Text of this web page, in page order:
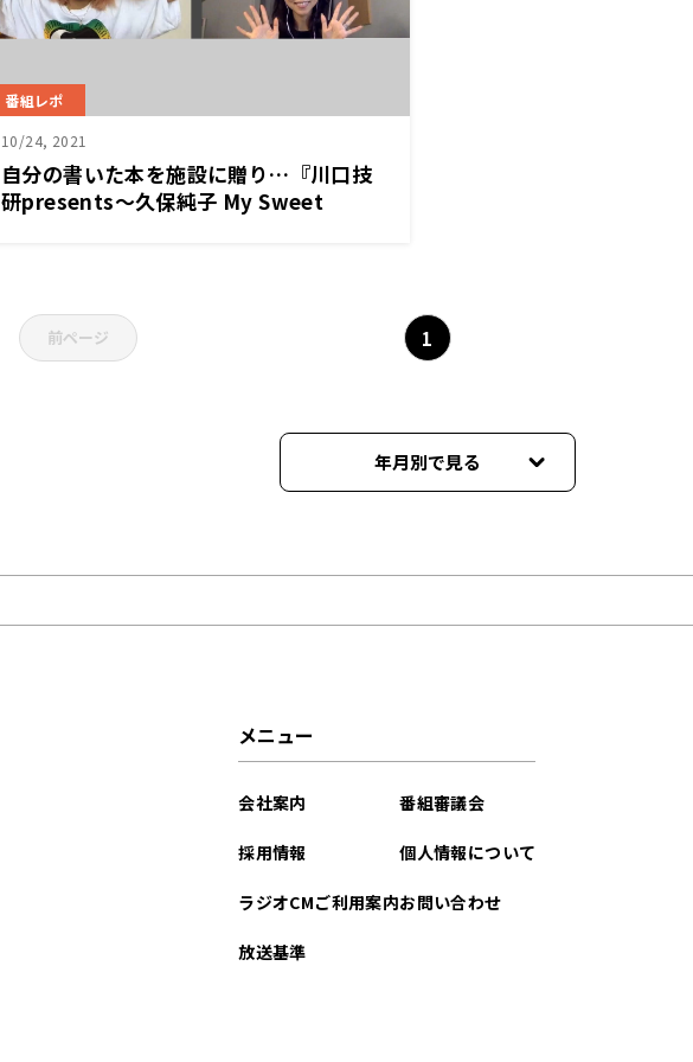
番組レポ
10/24, 2021
自分の書いた本を施設に贈り…『川口技
研presents～久保純子 My Sweet
前ページ 1
年月別で見る
メニュー
会社案内
採用情報
ラジオCMご利用案内
放送基準
番組審議会
個人情報について
お問い合わせ